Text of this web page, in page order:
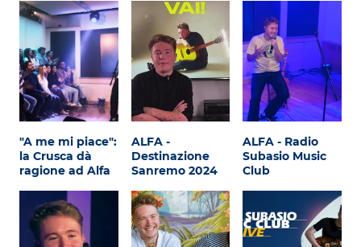
"A me mi piace":
la Crusca dà
ragione ad Alfa
ALFA -
Destinazione
Sanremo 2024
ALFA - Radio
Subasio Music
Club